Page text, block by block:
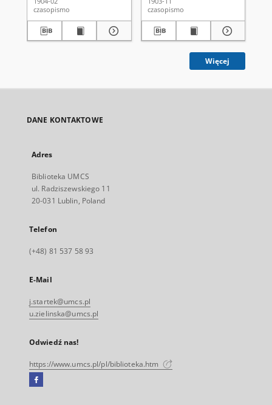
czasopismo
czasopismo
Więcej
DANE KONTAKTOWE
Adres
Biblioteka UMCS
ul. Radziszewskiego 11
20-031 Lublin, Poland
Telefon
(+48) 81 537 58 93
E-Mail
j.startek@umcs.pl
u.zielinska@umcs.pl
Odwiedź nas!
https://www.umcs.pl/pl/biblioteka.htm
Facebook